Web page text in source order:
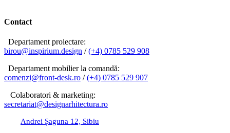
Contact
Departament proiectare:
birou@inspirium.design /(+4) 0785 529 908
Departament mobilier la comandă:
comenzi@front-desk.ro /(+4) 0785 529 907
Colaboratori & marketing:
secretariat@designarhitectura.ro
Andrei Șaguna 12, Sibiu